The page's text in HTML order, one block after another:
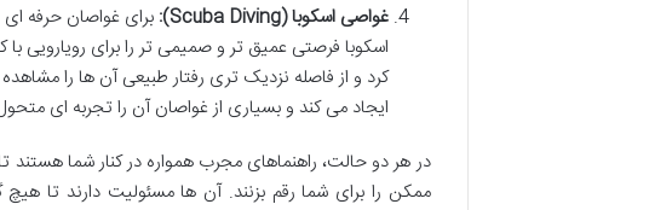
غواصی اسکوبا (Scuba Diving):
برای غواصان حرفه
اسکوبا فرصتی عمیق تر و صمیمی تر را برای رویارویی
کرد و از فاصله نزدیک تری رفتار طبیعی آن ها را مشاهده
ایجاد می کند و بسیاری از غواصان آن را تجربه ای
در هر دو حالت، راهنماهای مجرب همواره در کنار شما هستند
ممکن را برای شما رقم بزنند. آن ها مسئولیت دارند تا